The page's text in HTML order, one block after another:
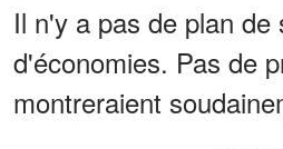
Il n'y a pas de plan de
d'économies. Pas de
montreraient